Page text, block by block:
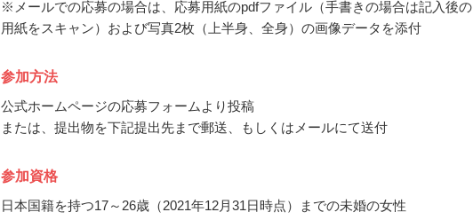
※メールでの応募の場合は、応募用紙のpdfファイル（手書きの場合は記入後の
用紙をスキャン）および写真2枚（上半身、全身）の画像データを添付
参加方法
公式ホームページの応募フォームより投稿
または、提出物を下記提出先まで郵送、もしくはメールにて送付
参加資格
日本国籍を持つ17～26歳（2021年12月31日時点）までの未婚の女性